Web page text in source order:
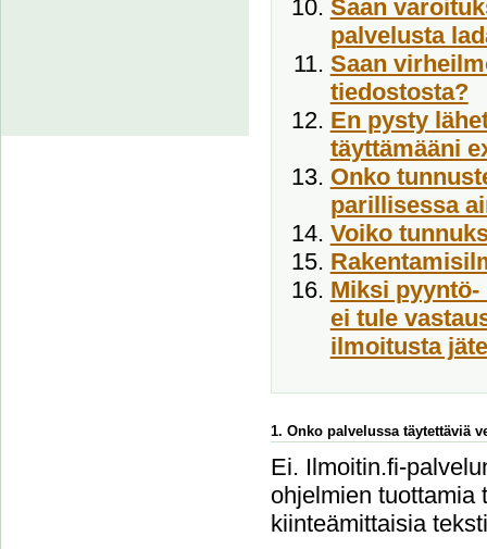
Saan
palvelusta
Saan
tiedostosta?
En pysty
täyttämääni
Onko
parillisessa
Voiko
Miksi
ei tule
ilmoitusta
1. Onko palvelussa täytettäviä
Ei. Ilmoitin.fi-
ohjelmien tuottamia
kiinteämittaisia